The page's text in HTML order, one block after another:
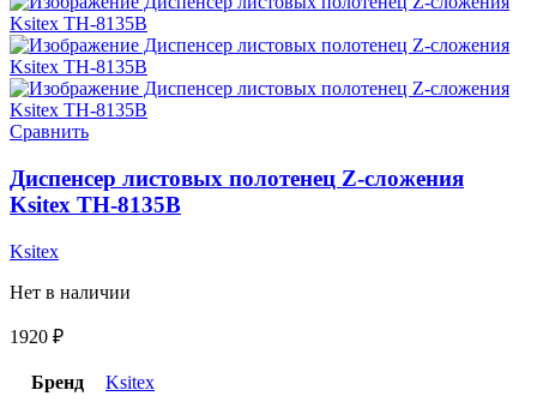
Сравнить
Диспенсер листовых полотенец Z-сложения
Ksitex TH-8135B
Ksitex
Нет в наличии
1920 ₽
Бренд Ksitex